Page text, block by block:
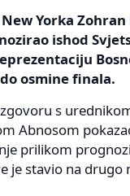
Yorka
ishod
osmine finala.
s
Abnosom
prilikom
je stavio na drugo